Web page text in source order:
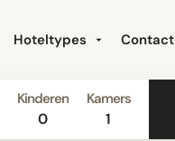
Hoteltypes Contact
Kinderen
0
Kamers
1